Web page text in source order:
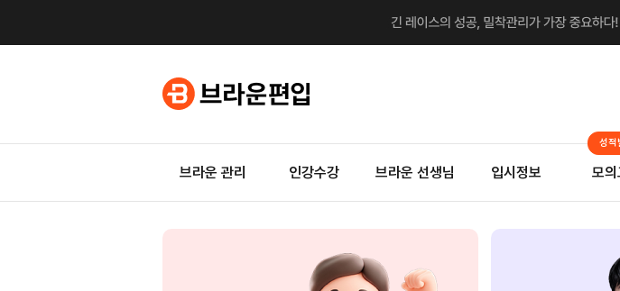
브라운 관리 인강수강 브라운 선생님 입시정보 모
성적